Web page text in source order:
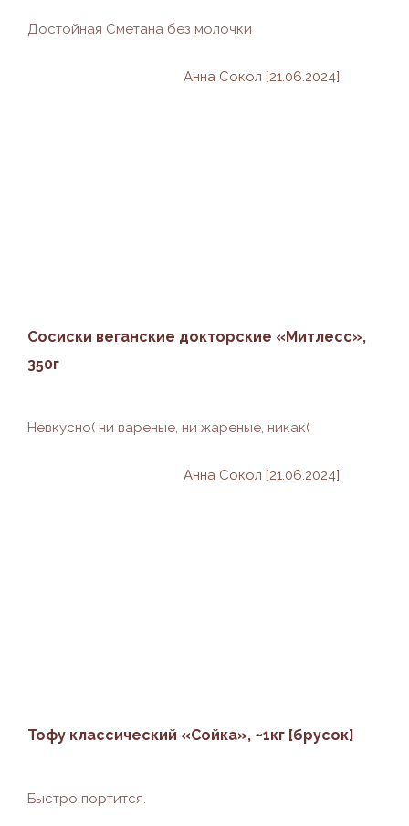
Достойная Сметана без молочки
Анна Сокол [21.06.2024]
Сосиски веганские докторские «Митлесс»,
350г
Невкусно( ни вареные, ни жареные, никак(
Анна Сокол [21.06.2024]
Тофу классический «Сойка», ~1кг [брусок]
Быстро портится.